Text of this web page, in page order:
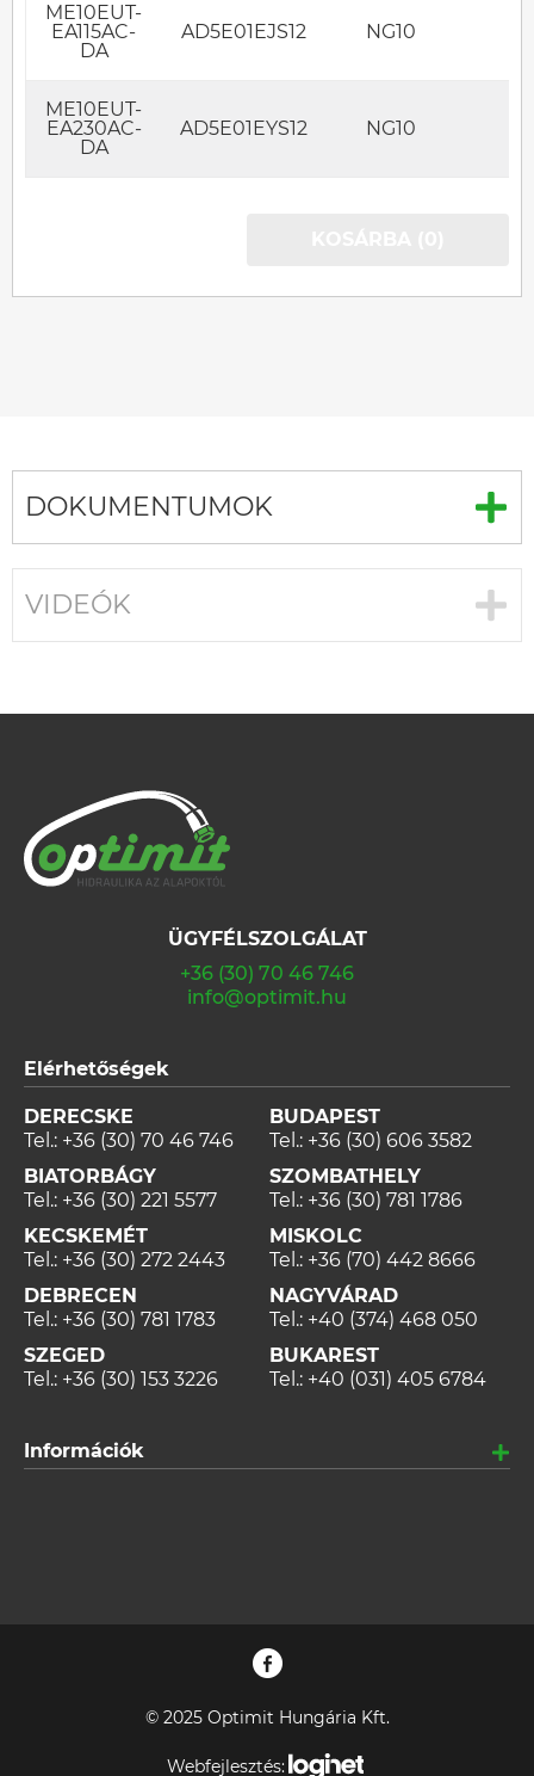
ME10EUT-
EA115AC-
DA
AD5E01EJS12 NG10
ME10EUT-
EA230AC-
DA
AD5E01EYS12 NG10
DOKUMENTUMOK
VIDEÓK
ÜGYFÉLSZOLGÁLAT
+36 (30) 70 46 746
info@optimit.hu
Elérhetőségek
DERECSKE
Tel.: +36 (30) 70 46 746
BIATORBÁGY
Tel.: +36 (30) 221 5577
KECSKEMÉT
Tel.: +36 (30) 272 2443
DEBRECEN
Tel.: +36 (30) 781 1783
SZEGED
Tel.: +36 (30) 153 3226
BUDAPEST
Tel.: +36 (30) 606 3582
SZOMBATHELY
Tel.: +36 (30) 781 1786
MISKOLC
Tel.: +36 (70) 442 8666
NAGYVÁRAD
Tel.: +40 (374) 468 050
BUKAREST
Tel.: +40 (031) 405 6784
Információk
© 2025 Optimit Hungária Kft.
Webfejlesztés: